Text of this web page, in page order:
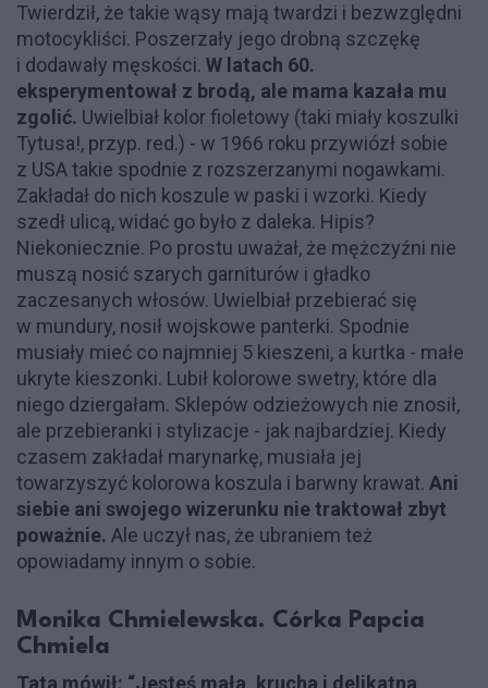
Twierdził, że takie wąsy mają twardzi i bezwzględni
motocykliści. Poszerzały jego drobną szczękę
i dodawały męskości. W latach 60.
eksperymentował z brodą, ale mama kazała mu
zgolić. Uwielbiał kolor fioletowy (taki miały koszulki
Tytusa!, przyp. red.) - w 1966 roku przywiózł sobie
z USA takie spodnie z rozszerzanymi nogawkami.
Zakładał do nich koszule w paski i wzorki. Kiedy
szedł ulicą, widać go było z daleka. Hipis?
Niekoniecznie. Po prostu uważał, że mężczyźni nie
muszą nosić szarych garniturów i gładko
zaczesanych włosów. Uwielbiał przebierać się
w mundury, nosił wojskowe panterki. Spodnie
musiały mieć co najmniej 5 kieszeni, a kurtka - małe
ukryte kieszonki. Lubił kolorowe swetry, które dla
niego dziergałam. Sklepów odzieżowych nie znosił,
ale przebieranki i stylizacje - jak najbardziej. Kiedy
czasem zakładał marynarkę, musiała jej
towarzyszyć kolorowa koszula i barwny krawat. Ani
siebie ani swojego wizerunku nie traktował zbyt
poważnie. Ale uczył nas, że ubraniem też
opowiadamy innym o sobie.
Monika Chmielewska. Córka Papcia
Chmiela